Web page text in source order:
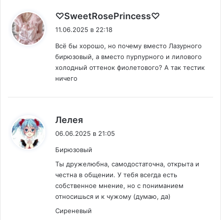
♡SweetRosePrincess♡
11.06.2025 в 22:18
Всё бы хорошо, но почему вместо Лазурного
бирюзовый, а вместо пурпурного и лилового
холодный оттенок фиолетового? А так тестик
ничего
Лелея
06.06.2025 в 21:05
Бирюзовый
Ты дружелюбна, самодостаточна, открыта и
честна в общении. У тебя всегда есть
собственное мнение, но с пониманием
относишься и к чужому (думаю, да)
Сиреневый